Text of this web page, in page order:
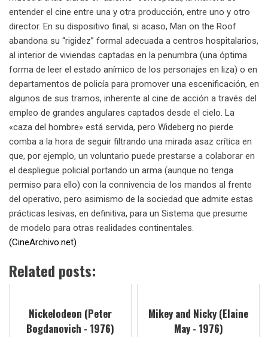
entender el cine entre una y otra producción, entre uno y otro
director. En su dispositivo final, si acaso, Man on the Roof
abandona su “rigidez” formal adecuada a centros hospitalarios,
al interior de viviendas captadas en la penumbra (una óptima
forma de leer el estado anímico de los personajes en liza) o en
departamentos de policía para promover una escenificación, en
algunos de sus tramos, inherente al cine de acción a través del
empleo de grandes angulares captados desde el cielo. La
«caza del hombre» está servida, pero Wideberg no pierde
comba a la hora de seguir filtrando una mirada asaz crítica en
que, por ejemplo, un voluntario puede prestarse a colaborar en
el despliegue policial portando un arma (aunque no tenga
permiso para ello) con la connivencia de los mandos al frente
del operativo, pero asimismo de la sociedad que admite estas
prácticas lesivas, en definitiva, para un Sistema que presume
de modelo para otras realidades continentales.
(CineArchivo.net)
Related posts:
Nickelodeon (Peter
Bogdanovich - 1976)
Mikey and Nicky (Elaine
May - 1976)